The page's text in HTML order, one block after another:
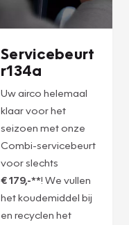
Servicebeurt
r134a
Uw airco helemaal
klaar voor het
seizoen met onze
Combi-servicebeurt
voor slechts
€ 179,-**! We vullen
het koudemiddel bij
en recyclen het